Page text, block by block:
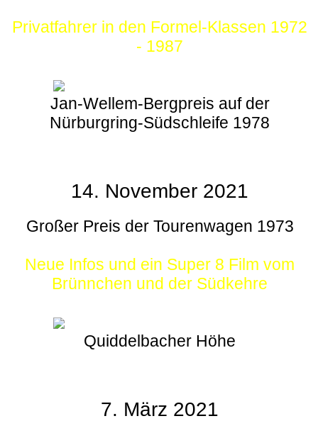
Privatfahrer in den Formel-Klassen 1972
- 1987
Jan-Wellem-Bergpreis auf der
Nürburgring-Südschleife 1978
14. November 2021
Großer Preis der Tourenwagen 1973
Neue Infos und ein Super 8 Film vom
Brünnchen und der Südkehre
Quiddelbacher Höhe
7. März 2021